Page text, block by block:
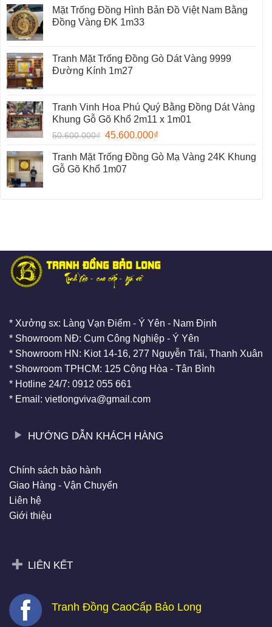
Mặt Trống Đồng Hình Bản Đồ Việt Nam Bằng
Đồng Vàng ĐK 1m33
Tranh Mặt Trống Đồng Gò Dát Vàng 9999
Đường Kính 1m27
Tranh Vinh Hoa Phú Quý Bằng Đồng Dát Vàng
Khung Gỗ Gõ Khổ 2m11 x 1m01
50.600.000₫ 45.600.000₫
Tranh Mặt Trống Đồng Gò Mạ Vàng 24K Khung
Gỗ Gõ Khổ 1m07
* Xưởng sx: Làng Vạn Điểm - Ý Yên - Nam Định
* Showroom NĐ: Cụm Công Nghiệp - Ý Yên
* Showroom HN: Kiot 14-16, 277 Nguyễn Trãi, Thanh Xuân
* Showroom TPHCM: 125 Cộng Hòa - Tân Bình
* Hotline 24/7: 0912 055 661
* Email: vietlongviva@gmail.com
HƯỚNG DẪN KHÁCH HÀNG
Chính sách bảo hành
Giao Hàng - Vận Chuyển
Liên hệ
Giới thiệu
LIÊN KẾT
Tranh Đồng CaoCấp Bảo Long